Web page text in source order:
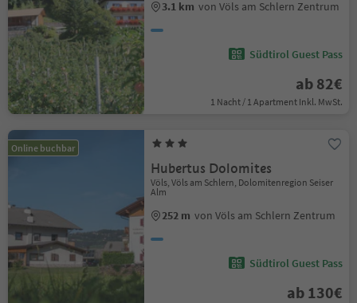
3.1 km von Völs am Schlern Zentrum
Südtirol Guest Pass
ab 82€
1 Nacht / 1 Apartment Inkl. MwSt.
Online buchbar
Hubertus Dolomites
Völs, Völs am Schlern, Dolomitenregion Seiser
Alm
252 m von Völs am Schlern Zentrum
Südtirol Guest Pass
ab 130€